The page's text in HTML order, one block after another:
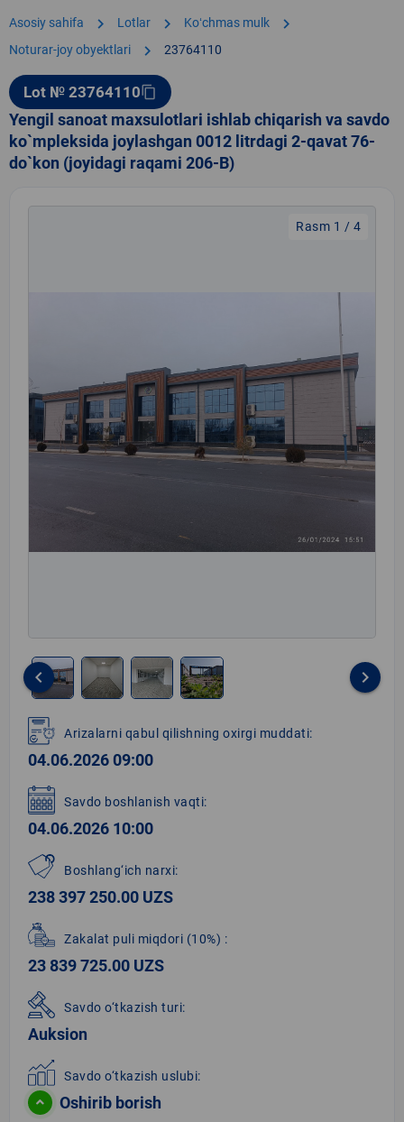
Asosiy sahifa chevron_right Lotlar chevron_right Koʻchmas mulk chevron_right
Noturar-joy obyektlari chevron_right 23764110
Lot № 23764110content_copy
Yengil sanoat maxsulotlari ishlab chiqarish va savdo
ko`mpleksida joylashgan 0012 litrdagi 2-qavat 76-
do`kon (joyidagi raqami 206-B)
Rasm 1 / 4
1
of
4
keyboard_arrow_left keyboard_arrow_right
Arizalarni qabul qilishning oxirgi muddati:
04.06.2026 09:00
Savdo boshlanish vaqti:
04.06.2026 10:00
Boshlang‘ich narxi:
238 397 250.00 UZS
Zakalat puli miqdori (10%) :
23 839 725.00 UZS
Savdo o‘tkazish turi:
Auksion
Savdo o‘tkazish uslubi:
Oshirib borish